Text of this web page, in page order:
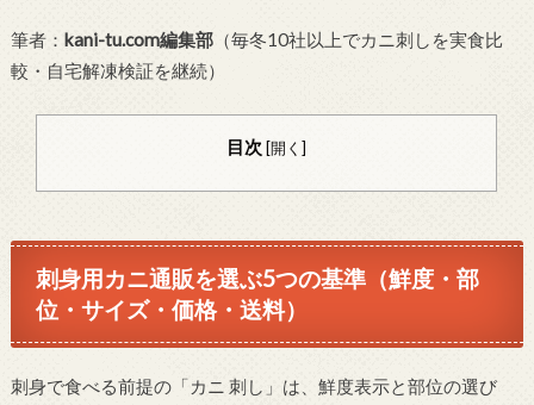
筆者： kani-tu.com編集部（毎冬10社以上でカニ刺しを実食比
較・自宅解凍検証を継続）
目次 [開く]
刺身用カニ通販を選ぶ5つの基準（鮮度・部
位・サイズ・価格・送料）
刺身で食べる前提の「カニ 刺し」は、鮮度表示と部位の選び